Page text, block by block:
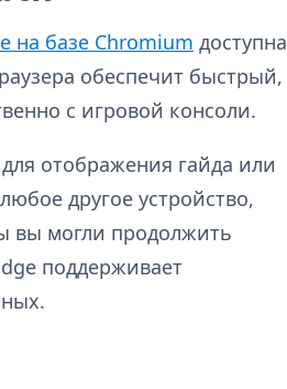
на базе Chromium доступна
обеспечит быстрый,
с игровой консоли.
отображения гайда или
другое устройство,
вы могли продолжить
поддерживает